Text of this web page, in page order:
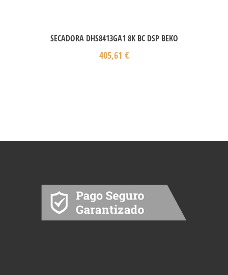
SECADORA DHS8413GA1 8K BC DSP BEKO
405,61 €